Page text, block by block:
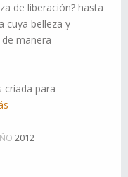
de liberación? hasta
cuya belleza y
manera
criada para
2012